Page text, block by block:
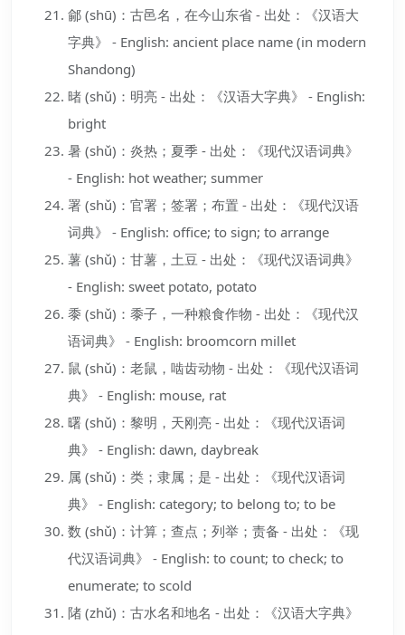
鄃 (shū)：古邑名，在今山东省 - 出处：《汉语大
字典》 - English: ancient place name (in modern
Shandong)
暏 (shǔ)：明亮 - 出处：《汉语大字典》 - English:
bright
暑 (shǔ)：炎热；夏季 - 出处：《现代汉语词典》
- English: hot weather; summer
署 (shǔ)：官署；签署；布置 - 出处：《现代汉语
词典》 - English: office; to sign; to arrange
薯 (shǔ)：甘薯，土豆 - 出处：《现代汉语词典》
- English: sweet potato, potato
黍 (shǔ)：黍子，一种粮食作物 - 出处：《现代汉
语词典》 - English: broomcorn millet
鼠 (shǔ)：老鼠，啮齿动物 - 出处：《现代汉语词
典》 - English: mouse, rat
曙 (shǔ)：黎明，天刚亮 - 出处：《现代汉语词
典》 - English: dawn, daybreak
属 (shǔ)：类；隶属；是 - 出处：《现代汉语词
典》 - English: category; to belong to; to be
数 (shǔ)：计算；查点；列举；责备 - 出处：《现
代汉语词典》 - English: to count; to check; to
enumerate; to scold
陼 (zhǔ)：古水名和地名 - 出处：《汉语大字典》